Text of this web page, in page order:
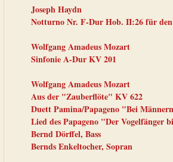
Joseph Haydn
Notturno Nr. F-Dur Hob. II:26 für den
Wolfgang Amadeus Mozart
Sinfonie A-Dur KV 201
Wolfgang Amadeus Mozart
Aus der "Zauberflöte" KV 622
Duett Pamina/Papageno "Bei
Lied des Papageno "Der Vogelfänger
Bernd Dörffel, Bass
Bernds Enkeltocher, Sopran